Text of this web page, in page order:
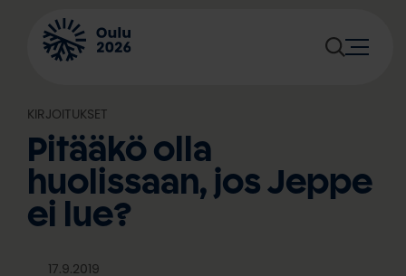
sisältöön
KIRJOITUKSET
Pitääkö olla
huolissaan, jos Jeppe
ei lue?
17.9.2019